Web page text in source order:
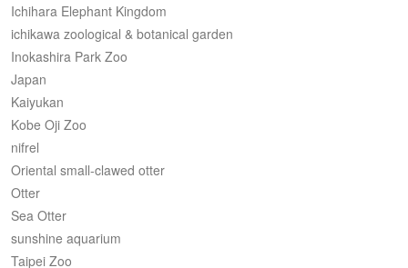
Ichihara Elephant Kingdom
ichikawa zoological & botanical garden
Inokashira Park Zoo
Japan
Kaiyukan
Kobe Oji Zoo
nifrel
Oriental small-clawed otter
Otter
Sea Otter
sunshine aquarium
Taipei Zoo